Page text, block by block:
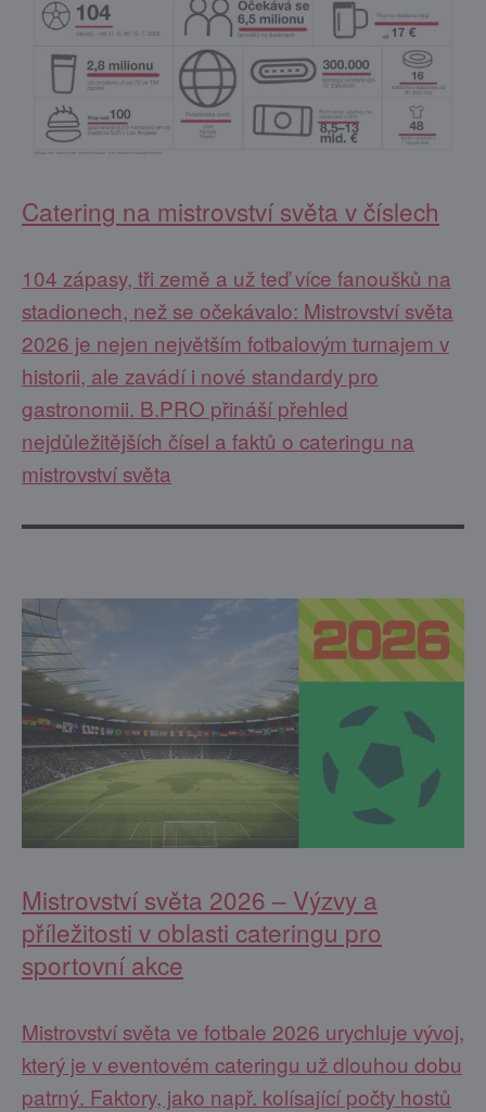
Catering na mistrovství světa v číslech
104 zápasy, tři země a už teď více fanoušků na
stadionech, než se očekávalo: Mistrovství světa
2026 je nejen největším fotbalovým turnajem v
historii, ale zavádí i nové standardy pro
gastronomii. B.PRO přináší přehled
nejdůležitějších čísel a faktů o cateringu na
mistrovství světa
Mistrovství světa 2026 – Výzvy a
příležitosti v oblasti cateringu pro
sportovní akce
Mistrovství světa ve fotbale 2026 urychluje vývoj,
který je v eventovém cateringu už dlouhou dobu
patrný. Faktory, jako např. kolísající počty hostů